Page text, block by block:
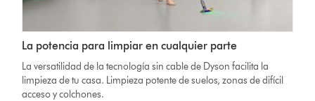
La potencia para limpiar en cualquier parte
La versatilidad de la tecnología sin cable de Dyson facilita la
limpieza de tu casa. Limpieza potente de suelos, zonas de difícil
acceso y colchones.